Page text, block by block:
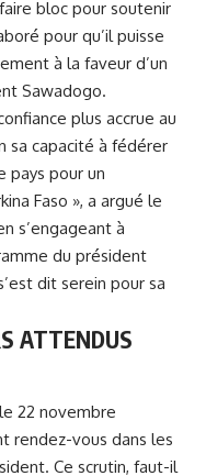
bloc pour soutenir
pour qu’il puisse
à la faveur d’un
Sawadogo.
plus accrue au
sa capacité à fédérer
pays pour un
Faso », a argué le
s’engageant à
du président
dit serein pour sa
ATTENDUS
22 novembre
rendez-vous dans les
Ce scrutin, faut-il